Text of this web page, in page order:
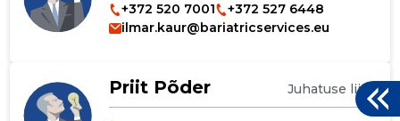
+372 520 7001
+372 527 6448
ilmar.kaur@bariatricservices.eu
Priit Põder Juhatuse liige